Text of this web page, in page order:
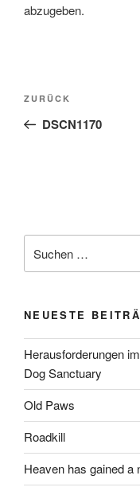
abzugeben.
Vorheriger
Beitrag
ZURÜCK
DSCN1170
nach:
NEUESTE
Herausforderungen
Dog Sanctuary
Old Paws
Roadkill
Heaven has gained a